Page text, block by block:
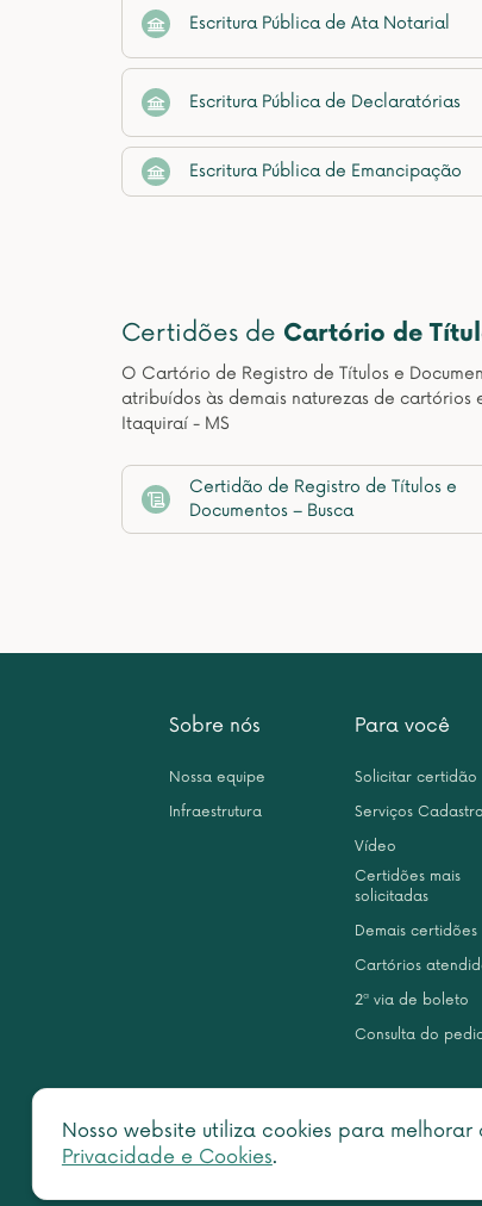
Escritura Pública de Ata Notarial
Escritura Pública de Declaratórias
Escritura Pública de Emancipação
Certidões de Cartório de
O Cartório de Registro de Títulos e
atribuídos às demais naturezas de
Itaquiraí - MS
Certidão de Registro de Títulos e
Documentos – Busca
Nosso website utiliza cookies para melhorar
Privacidade e Cookies.
Sobre nós
Nossa equipe
Infraestrutura
Para você
Solicitar certidão
Serviços
Vídeo
Certidões mais
solicitadas
Demais certidões
Cartórios
2ª via de boleto
Consulta do